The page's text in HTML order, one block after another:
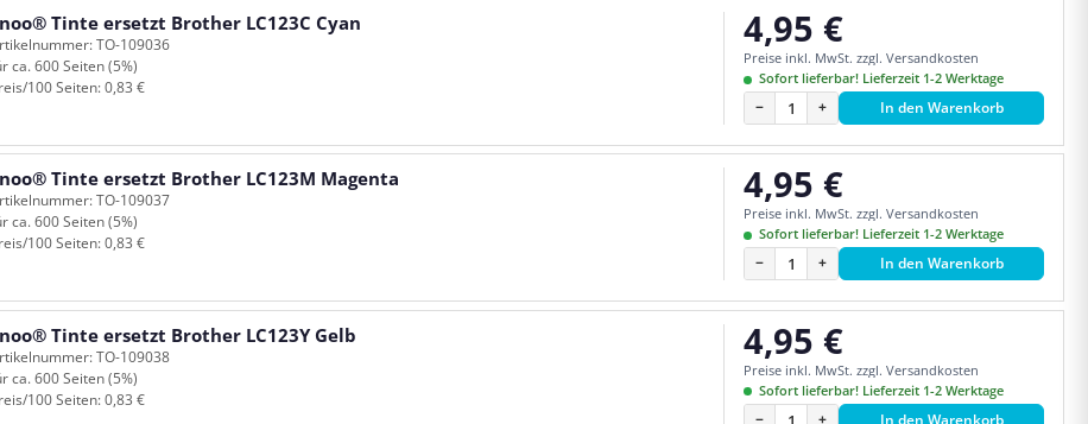
Tinte ersetzt Brother LC123C Cyan
TO-109036
ca. 600 Seiten (5%)
100 Seiten: 0,83 €
Regulärer Preis:
4,95 €
Preise inkl. MwSt. zzgl. Versandkosten
Sofort lieferbar! Lieferzeit 1-2 Werktage
− + In den Warenkorb
Tinte ersetzt Brother LC123M Magenta
TO-109037
ca. 600 Seiten (5%)
100 Seiten: 0,83 €
Regulärer Preis:
4,95 €
Preise inkl. MwSt. zzgl. Versandkosten
Sofort lieferbar! Lieferzeit 1-2 Werktage
− + In den Warenkorb
Tinte ersetzt Brother LC123Y Gelb
TO-109038
ca. 600 Seiten (5%)
100 Seiten: 0,83 €
Regulärer Preis:
4,95 €
Preise inkl. MwSt. zzgl. Versandkosten
Sofort lieferbar! Lieferzeit 1-2 Werktage
− + In den Warenkorb